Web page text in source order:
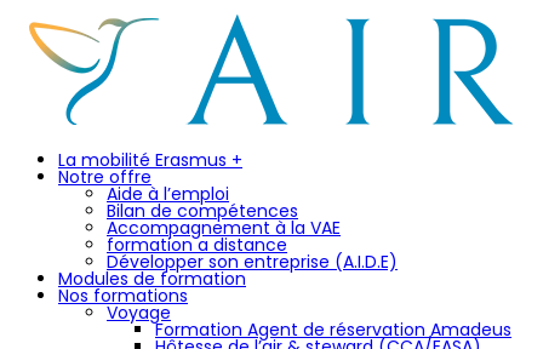
La mobilité Erasmus +
Notre offre
Aide à l’emploi
Bilan de compétences
Accompagnement à la VAE
formation a distance
Développer son entreprise (A.I.D.E)
Modules de formation
Nos formations
Voyage
Formation Agent de réservation Amadeus